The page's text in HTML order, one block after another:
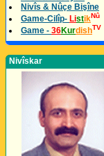
Nivîs & Nûçe Bişîne
Game-Cilîp- ListikNû
Game - 36KurdishTV
Nivîskar